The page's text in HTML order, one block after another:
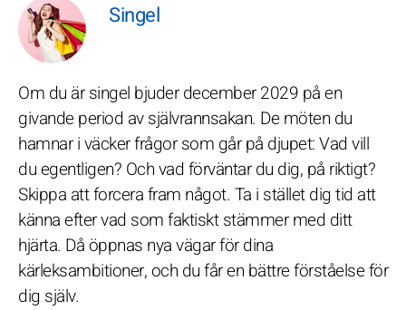
Singel
Om du är singel bjuder december 2029 på en
givande period av självrannsakan. De möten du
hamnar i väcker frågor som går på djupet: Vad vill
du egentligen? Och vad förväntar du dig, på riktigt?
Skippa att forcera fram något. Ta i stället dig tid att
känna efter vad som faktiskt stämmer med ditt
hjärta. Då öppnas nya vägar för dina
kärleksambitioner, och du får en bättre förståelse för
dig själv.